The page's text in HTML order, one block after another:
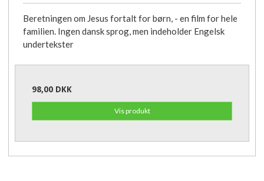
Beretningen om Jesus fortalt for børn, - en film for hele
familien. Ingen dansk sprog, men indeholder Engelsk
undertekster
98,00 DKK
Vis produkt